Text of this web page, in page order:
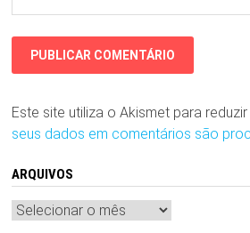
Este site utiliza o Akismet para reduzir
seus dados em comentários são
ARQUIVOS
Arquivos